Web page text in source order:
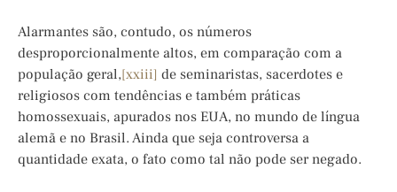
Alarmantes são, contudo, os números
desproporcionalmente altos, em comparação com a
população geral,[xxiii] de seminaristas, sacerdotes e
religiosos com tendências e também práticas
homossexuais, apurados nos EUA, no mundo de língua
alemã e no Brasil. Ainda que seja controversa a
quantidade exata, o fato como tal não pode ser negado.